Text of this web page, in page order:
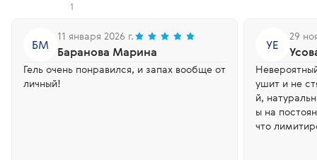
1
БМ
11 января 2026 г.
Баранова Марина
Гель очень понравился, и запах вообще от
личный!
УЕ
29
ушит и не
й,
ы на
что